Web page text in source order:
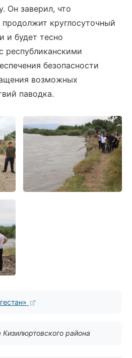
Он заверил, что
круглосуточный
и будет тесно
республиканскими
безопасности
возможных
паводка.
района